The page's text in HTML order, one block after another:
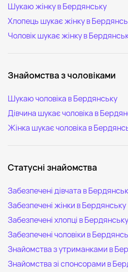
Шукаю жінку в Бердянську
Хлопець шукає жінку в
Чоловік шукає жінку в
Знайомства з чоловіками
Шукаю чоловіка в Бердянську
Дівчина шукає чоловіка в
Жінка шукає чоловіка в
Статусні знайомства
Забезпечені дівчата в
Забезпечені жінки в Бердянську
Забезпечені хлопці в Бердянську
Забезпечені чоловіки в
Знайомства з утриманками в
Знайомства зі спонсорами в